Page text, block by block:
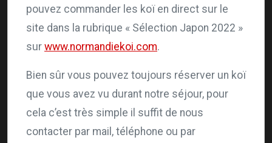
pouvez commander les koï en direct sur le
site dans la rubrique « Sélection Japon 2022 »
sur www.normandiekoi.com.
Bien sûr vous pouvez toujours réserver un koï
que vous avez vu durant notre séjour, pour
cela c’est très simple il suffit de nous
contacter par mail, téléphone ou par